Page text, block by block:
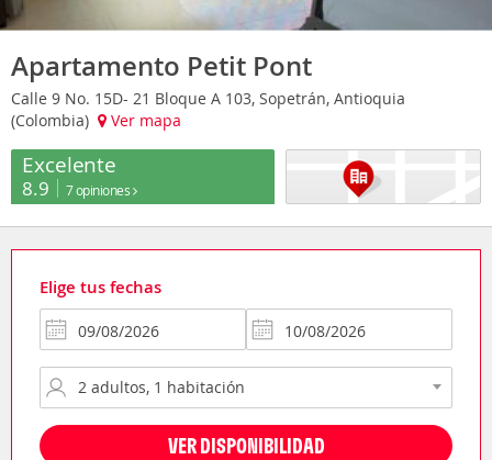
Apartamento Petit Pont
Calle 9 No. 15D- 21 Bloque A 103, Sopetrán, Antioquia
(Colombia)
Ver mapa
Excelente
8.9 7 opiniones
Elige tus fechas
VER DISPONIBILIDAD